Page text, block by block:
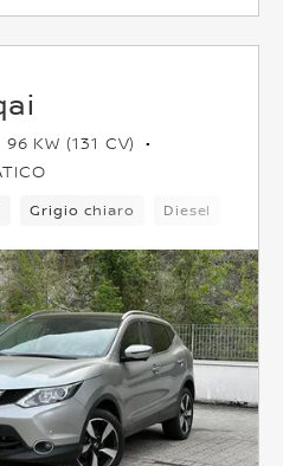
96 KW (131 CV)
Grigio chiaro Diesel